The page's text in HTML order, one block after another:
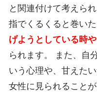
と関連付けて考えら
指でくるくると巻いた
げようとしている時
られます。 また、自
いう心理や、甘えた
女性に見られること